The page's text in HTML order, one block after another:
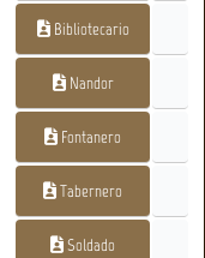
Bibliotecario
Nandor
Fontanero
Tabernero
Soldado